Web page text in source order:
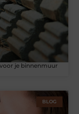
je binnenmuur
BLOG